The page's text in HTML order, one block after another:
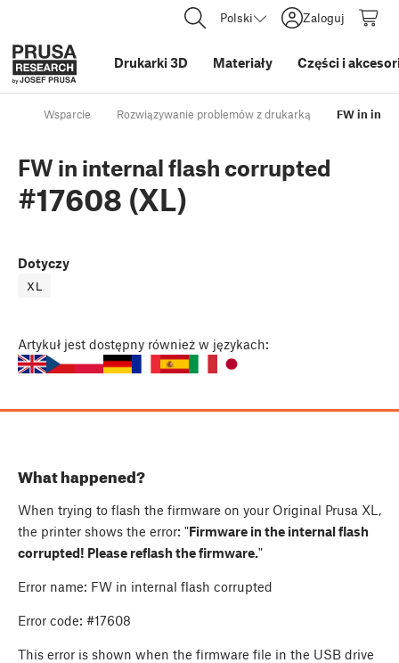
Polski Zaloguj
Drukarki 3D Materiały Części i
Wsparcie Rozwiązywanie problemów z drukarką FW in
FW in internal flash corrupted
#17608 (XL)
Dotyczy
XL
Artykuł jest dostępny również w językach:
What happened?
When trying to flash the firmware on your Original Prusa XL,
the printer shows the error: "Firmware in the internal flash
corrupted! Please reflash the firmware."
Error name: FW in internal flash corrupted
Error code: #17608
This error is shown when the firmware file in the USB drive